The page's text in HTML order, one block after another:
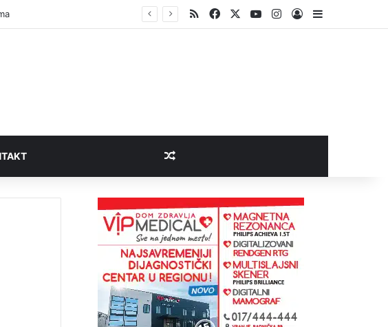
RSSFacebookYouTubeInstagram
Log InSidebar
Random Article